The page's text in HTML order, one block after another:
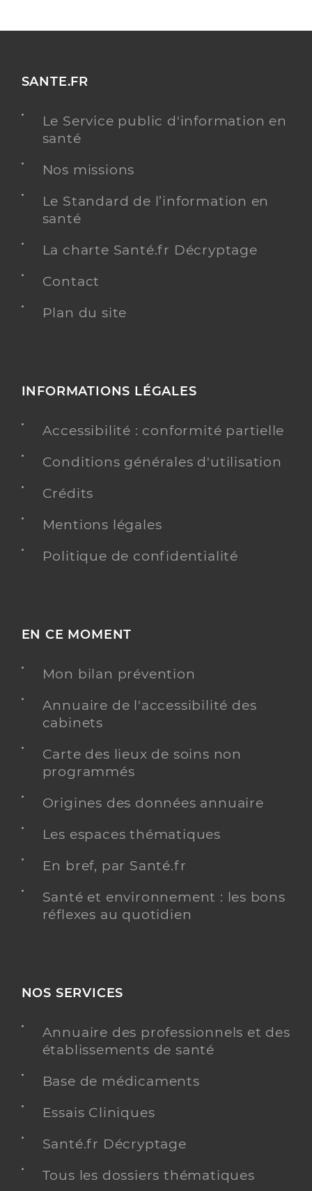
SANTE.FR
Le Service public d'information en
santé
Nos missions
Le Standard de l’information en
santé
La charte Santé.fr Décryptage
Contact
Plan du site
INFORMATIONS LÉGALES
Accessibilité : conformité partielle
Conditions générales d'utilisation
Crédits
Mentions légales
Politique de confidentialité
EN CE MOMENT
Mon bilan prévention
Annuaire de l'accessibilité des
cabinets
Carte des lieux de soins non
programmés
Origines des données annuaire
Les espaces thématiques
En bref, par Santé.fr
Santé et environnement : les bons
réflexes au quotidien
NOS SERVICES
Annuaire des professionnels et des
établissements de santé
Base de médicaments
Essais Cliniques
Santé.fr Décryptage
Tous les dossiers thématiques